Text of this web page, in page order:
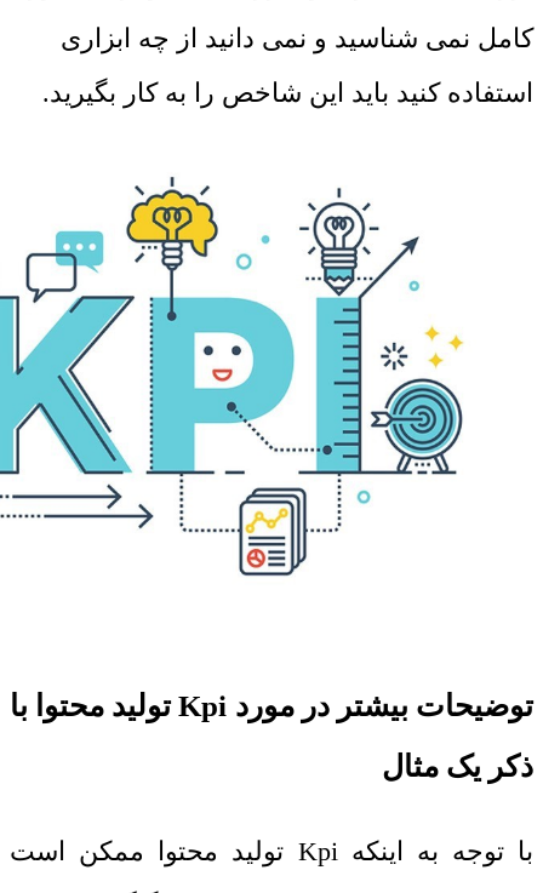
کامل نمی ‌شناسید و نمی ‌دانید از چه ابزاری
استفاده کنید باید این شاخص را به کار بگیرید.
توضیحات بیشتر در مورد Kpiتولید محتوا با
ذکر یک مثال
با توجه به اینکه Kpi تولید محتوا ممکن است